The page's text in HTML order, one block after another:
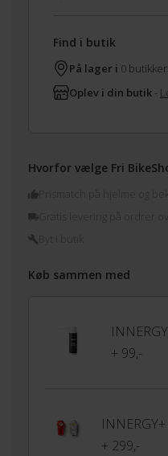
Find i butik
På lager i 0
Oplev i din butik -
Hvorfor vælge Fri
Prismatch på hjelme og
Køb sammen med
+ 99,-
+ 299,-